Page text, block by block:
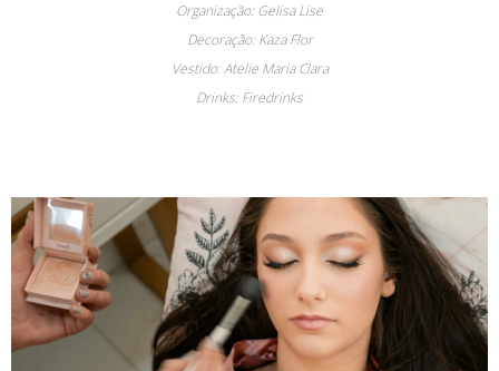
Organização: Gelisa Lise
Decoração: Kaza Flor
Vestido: Atelie Maria Clara
Drinks: Firedrinks